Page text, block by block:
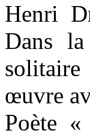
Henri
Dans
œuvre
Poète